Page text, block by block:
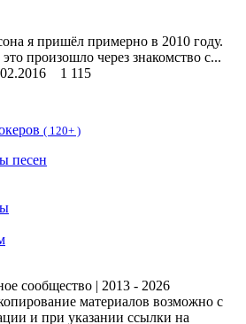
я пришёл примерно в 2010 году.
произошло через знакомство с...
1 115
( 120+ )
песен
сообщество | 2013 - 2026
материалов возможно с
и при указании ссылки на